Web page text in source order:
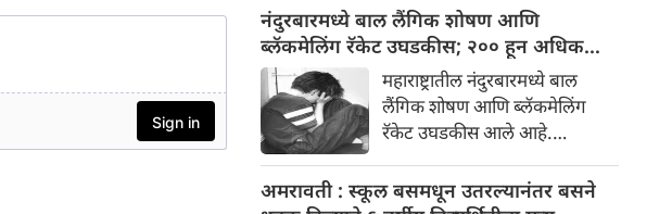
जोरदार निशाणा साधला. ठाकरे
म्हणाले की, हे प्रकरण गेल्या चार
वर्षांपासून प्रलंबित असल्याने ते
आतापर्यंत या विषयावर गप्प राहिले
होते. मात्र, देशातील सध्याची
परिस्थिती पाहता आता यावर बोलणे
आवश्यक झाले आहे.
नंदुरबारमध्ये बाल लैंगिक शोषण आणि
ब्लॅकमेलिंग रॅकेट उघडकीस; २०० हून अधिक
अश्लील क्लिप्स जप्तमहाराष्ट्रातील नंदुरबारमध्ये बाल
लैंगिक शोषण आणि ब्लॅकमेलिंग
रॅकेट उघडकीस आले आहे.
जिल्ह्यातून निष्पाप मुले आणि
अमरावती : स्कूल बसमधून उतरल्यानंतर बसने